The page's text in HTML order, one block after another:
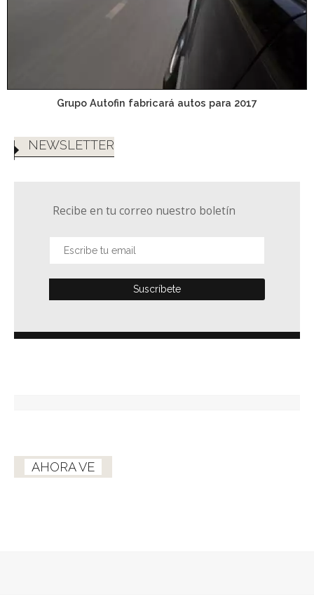
Grupo Autofin fabricará autos para 2017
NEWSLETTER
Recibe en tu correo nuestro boletín
AHORA VE